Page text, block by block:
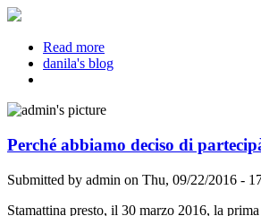
Read more
danila's blog
Perché abbiamo deciso di
Submitted by admin on Thu, 09/22/2016 -
Stamattina presto, il 30 marzo 2016, la